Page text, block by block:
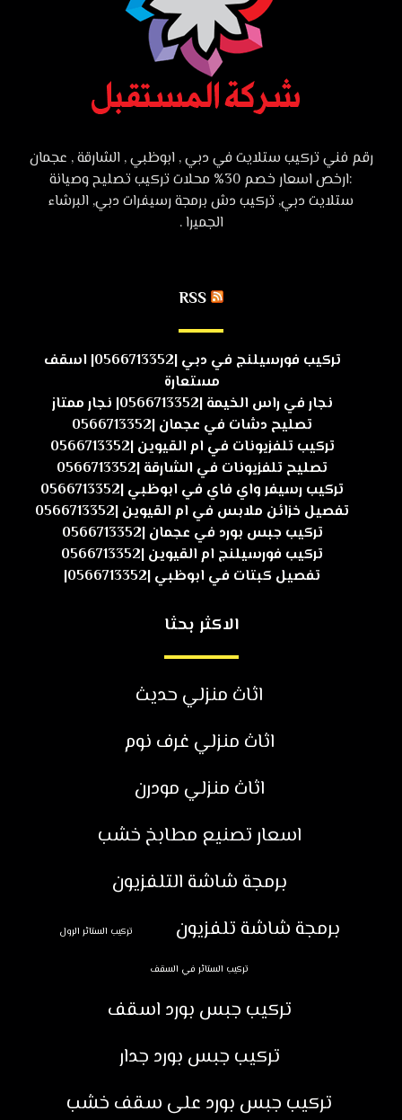
رقم فني تركيب ستلايت في دبي , ابوظبي , الشارقة , عجمان
:ارخص اسعار خصم 30% محلات تركيب تصليح وصيانة
ستلايت دبي, تركيب دش برمجة رسيفرات دبي, البرشاء
الجميرا .
RSS
تركيب فورسيلنج في دبي |0566713352| اسقف
مستعارة
نجار في راس الخيمة |0566713352| نجار ممتاز
تصليح دشات في عجمان |0566713352
تركيب تلفزيونات في ام القيوين |0566713352
تصليح تلفزيونات في الشارقة |0566713352
تركيب رسيفر واي فاي في ابوظبي |0566713352
تفصيل خزائن ملابس في ام القيوين |0566713352
تركيب جبس بورد في عجمان |0566713352
تركيب فورسيلنج ام القيوين |0566713352
تفصيل كبتات في ابوظبي |0566713352|
الاكثر بحثا
اثاث منزلي حديث
اثاث منزلي غرف نوم
اثاث منزلي مودرن
اسعار تصنيع مطابخ خشب
برمجة شاشة التلفزيون
برمجة شاشة تلفزيون
تركيب الستائر الرول
تركيب الستائر في السقف
تركيب جبس بورد اسقف
تركيب جبس بورد جدار
تركيب جبس بورد على سقف خشب